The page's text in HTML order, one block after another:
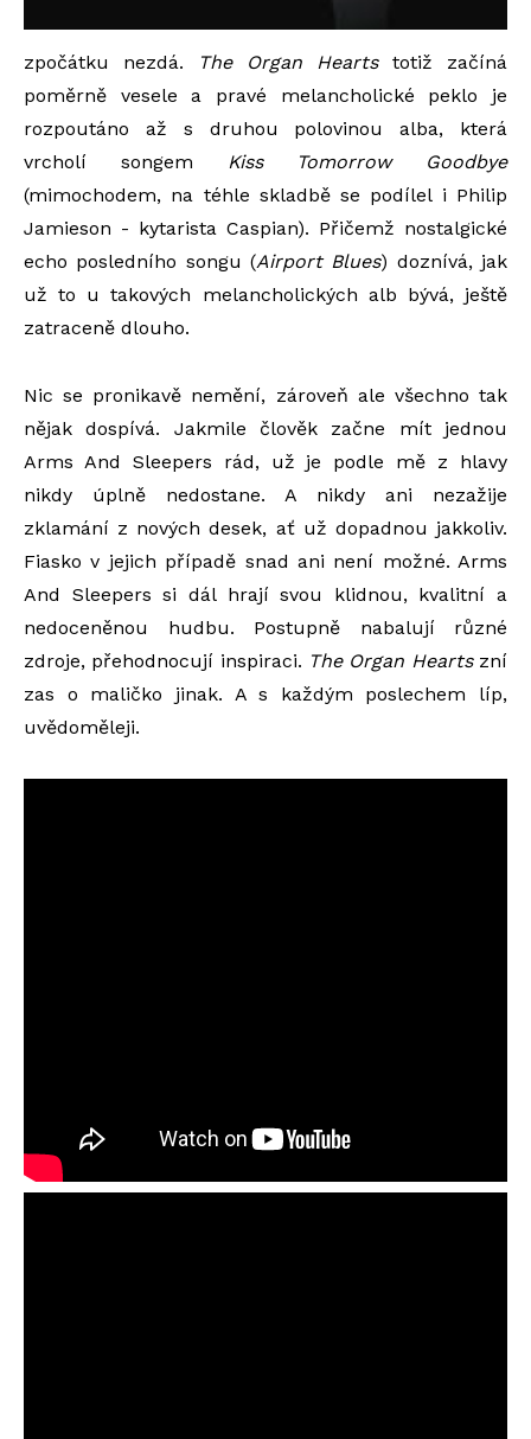
zpočátku nezdá. The Organ Heartstotiž začíná
poměrně vesele a pravé melancholické peklo je
rozpoutáno až s druhou polovinou alba, která
vrcholí songem Kiss Tomorrow Goodbye
(mimochodem, na téhle skladbě se podílel i Philip
Jamieson - kytarista Caspian). Přičemž nostalgické
echo posledního songu (Airport Blues) doznívá, jak
už to u takových melancholických alb bývá, ještě
zatraceně dlouho.
Nic se pronikavě nemění, zároveň ale všechno tak
nějak dospívá. Jakmile člověk začne mít jednou
Arms And Sleepers rád, už je podle mě z hlavy
nikdy úplně nedostane. A nikdy ani nezažije
zklamání z nových desek, ať už dopadnou jakkoliv.
Fiasko v jejich případě snad ani není možné. Arms
And Sleepers si dál hrají svou klidnou, kvalitní a
nedoceněnou hudbu. Postupně nabalují různé
zdroje, přehodnocují inspiraci. The Organ Heartszní
zas o maličko jinak. A s každým poslechem líp,
uvědoměleji.